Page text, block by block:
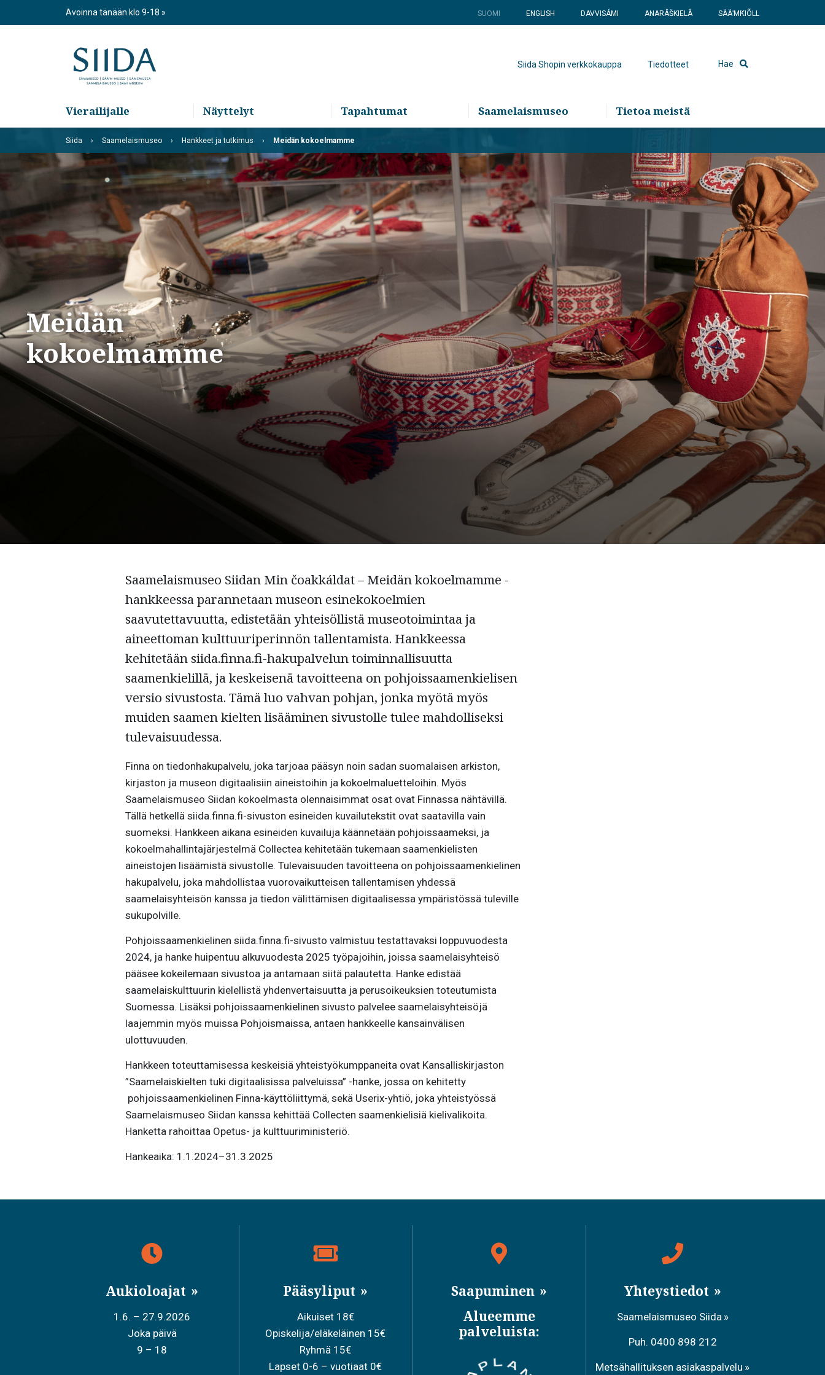
Avoinna tänään klo 9-18 SUOMI ENGLISH DAVVISÁMI ANARÂŠKIELÂ SÄÄʹMǨIÕLL
Siida Shopin verkkokauppa Tiedotteet Hae
Vierailijalle Näyttelyt Tapahtumat Saamelaismuseo Tietoa meistä
Siida Saamelaismuseo Hankkeet ja tutkimus Meidän kokoelmamme
Meidän
kokoelmamme
Saamelaismuseo Siidan Min čoakkáldat – Meidän kokoelmamme -
hankkeessa parannetaan museon esinekokoelmien
saavutettavuutta, edistetään yhteisöllistä museotoimintaa ja
aineettoman kulttuuriperinnön tallentamista. Hankkeessa
kehitetään siida.finna.fi-hakupalvelun toiminnallisuutta
saamenkielillä, ja keskeisenä tavoitteena on pohjoissaamenkielisen
versio sivustosta. Tämä luo vahvan pohjan, jonka myötä myös
muiden saamen kielten lisääminen sivustolle tulee mahdolliseksi
tulevaisuudessa.
Finna on tiedonhakupalvelu, joka tarjoaa pääsyn noin sadan suomalaisen arkiston,
kirjaston ja museon digitaalisiin aineistoihin ja kokoelmaluetteloihin. Myös
Saamelaismuseo Siidan kokoelmasta olennaisimmat osat ovat Finnassa nähtävillä.
Tällä hetkellä siida.finna.fi-sivuston esineiden kuvailutekstit ovat saatavilla vain
suomeksi. Hankkeen aikana esineiden kuvailuja käännetään pohjoissaameksi, ja
kokoelmahallintajärjestelmä Collectea kehitetään tukemaan saamenkielisten
aineistojen lisäämistä sivustolle. Tulevaisuuden tavoitteena on pohjoissaamenkielinen
hakupalvelu, joka mahdollistaa vuorovaikutteisen tallentamisen yhdessä
saamelaisyhteisön kanssa ja tiedon välittämisen digitaalisessa ympäristössä tuleville
sukupolville.
Pohjoissaamenkielinen siida.finna.fi-sivusto valmistuu testattavaksi loppuvuodesta
2024, ja hanke huipentuu alkuvuodesta 2025 työpajoihin, joissa saamelaisyhteisö
pääsee kokeilemaan sivustoa ja antamaan siitä palautetta. Hanke edistää
saamelaiskulttuurin kielellistä yhdenvertaisuutta ja perusoikeuksien toteutumista
Suomessa. Lisäksi pohjoissaamenkielinen sivusto palvelee saamelaisyhteisöjä
laajemmin myös muissa Pohjoismaissa, antaen hankkeelle kansainvälisen
ulottuvuuden.
Hankkeen toteuttamisessa keskeisiä yhteistyökumppaneita ovat Kansalliskirjaston
”Saamelaiskielten tuki digitaalisissa palveluissa” -hanke, jossa on kehitetty
pohjoissaamenkielinen Finna-käyttöliittymä, sekä Userix-yhtiö, joka yhteistyössä
Saamelaismuseo Siidan kanssa kehittää Collecten saamenkielisiä kielivalikoita.
Hanketta rahoittaa Opetus- ja kulttuuriministeriö.
Hankeaika: 1.1.2024–31.3.2025
Aukioloajat
1.6. – 27.9.2026
Joka päivä
9 – 18
Pääsyliput
Aikuiset 18€
Opiskelija/eläkeläinen 15€
Ryhmä 15€
Lapset 0-6 – vuotiaat 0€
Saapuminen
Alueemme
palveluista:
Yhteystiedot
Saamelaismuseo Siida
Puh. 0400 898 212
Metsähallituksen asiakaspalvelu